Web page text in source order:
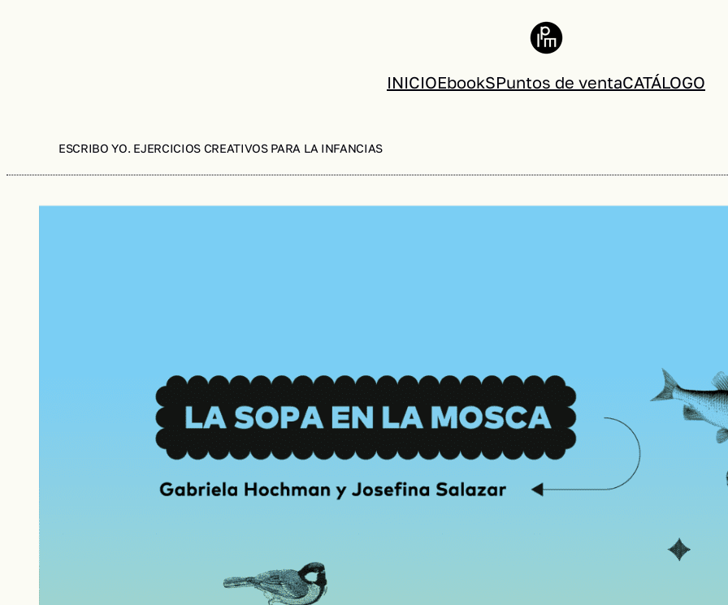
INICIOEbookSPuntos de ventaCATÁLOGO
ESCRIBO YO. EJERCICIOS CREATIVOS PARA LA INFANCIAS